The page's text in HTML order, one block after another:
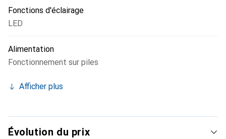
Fonctions d'éclairage
LED
Alimentation
Fonctionnement sur piles
Afficher plus
Évolution du prix